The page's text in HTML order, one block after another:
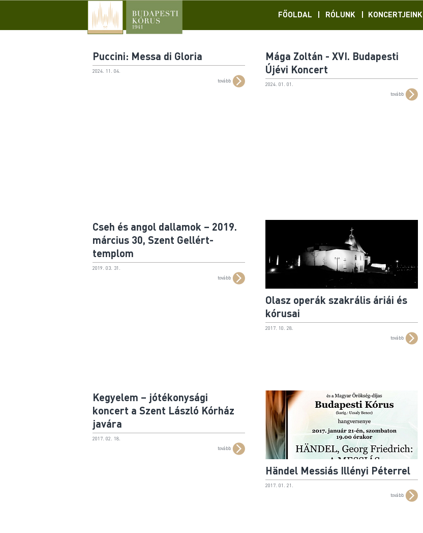
FŐOLDAL | RÓLUNK | KONCERTJEINK
Puccini: Messa di Gloria
2024. 11. 04.
tovább
Mága Zoltán - XVI. Budapesti
Újévi Koncert
2024. 01. 01.
tovább
Cseh és angol dallamok – 2019.
március 30, Szent Gellért-
templom
2019. 03. 31.
tovább
Olasz operák szakrális áriái és
kórusai
2017. 10. 28.
tovább
Kegyelem – jótékonysági
koncert a Szent László Kórház
javára
2017. 02. 18.
tovább
Händel Messiás Illényi Péterrel
2017. 01. 21.
tovább